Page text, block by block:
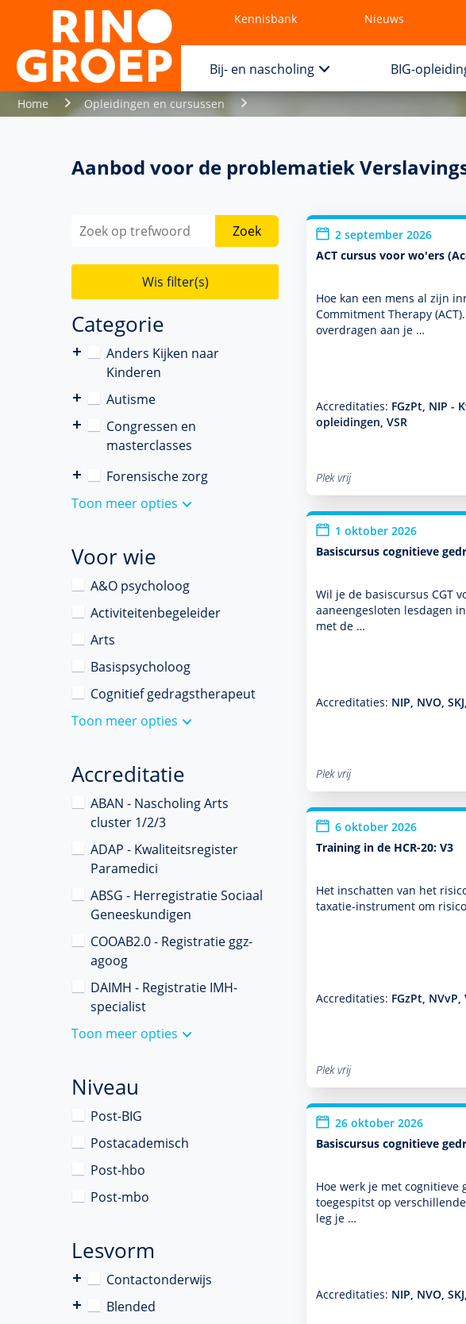
Kennisbank Nieuws
Bij- en nascholing BIG-
Home Opleidingen en cursussen
Aanbod voor de problematiek
Zoek
Wis filter(s)
Categorie
Anders Kijken naar
Kinderen
Autisme
Congressen en
masterclasses
Forensische zorg
Toon meer opties
Voor wie
A&O psycholoog
Activiteitenbegeleider
Arts
Basispsycholoog
Cognitief gedragstherapeut
Toon meer opties
Accreditatie
ABAN - Nascholing Arts
cluster 1/2/3
ADAP - Kwaliteitsregister
Paramedici
ABSG - Herregistratie Sociaal
Geneeskundigen
COOAB2.0 - Registratie ggz-
agoog
DAIMH - Registratie IMH-
specialist
Toon meer opties
Niveau
Post-BIG
Postacademisch
Post-hbo
Post-mbo
Lesvorm
Contactonderwijs
Blended
2 september 2026
ACT cursus voor wo'ers
Hoe kan een mens al zijn
Commitment Therapy
overdragen aan je …
Accreditaties: FGzPt, NIP -
opleidingen, VSR
Plek vrij
1 oktober 2026
Basiscursus cognitieve
Wil je de basis­cursus CGT
aaneengesloten lesdagen
met de …
Accreditaties: NIP, NVO,
Plek vrij
6 oktober 2026
Training in de HCR-20: V3
Het inschatten van het
taxatie-instrument om
Accreditaties: FGzPt, NVvP,
Plek vrij
26 oktober 2026
Basiscursus cognitieve
Hoe werk je met cogni­tieve
toegespitst op
leg je …
Accreditaties: NIP, NVO,